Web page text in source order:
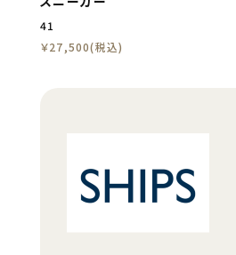
41
￥27,500(税込)